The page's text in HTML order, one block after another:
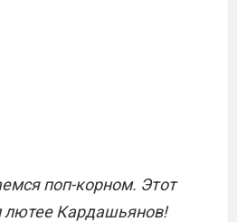
поп-корном. Этот
лютее Кардашьянов!